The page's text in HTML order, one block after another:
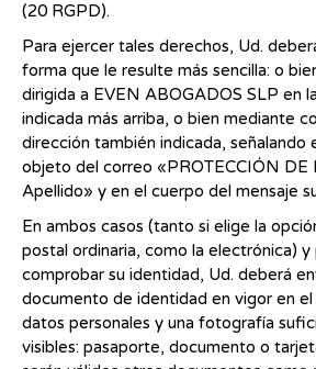
(20 RGPD).
Para ejercer tales derechos, Ud.
forma que le resulte más sencilla: o
dirigida a EVEN ABOGADOS SLP en
indicada más arriba, o bien mediante
dirección también indicada, señalando
objeto del correo «PROTECCIÓN DE
Apellido» y en el cuerpo del mensaje
En ambos casos (tanto si elige la
postal ordinaria, como la electrónica) y
comprobar su identidad, Ud. deberá
documento de identidad en vigor en el
datos personales y una fotografía
visibles: pasaporte, documento o